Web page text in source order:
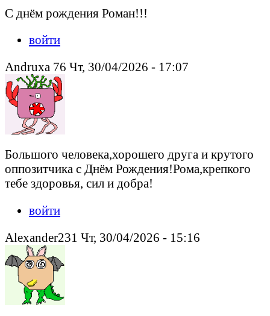
С днём рождения Роман!!!
войти
Andruxa 76 Чт, 30/04/2026 - 17:07
Большого человека,хорошего друга и крутого
оппозитчика с Днём Рождения!Рома,крепкого
тебе здоровья, сил и добра!
войти
Alexander231 Чт, 30/04/2026 - 15:16